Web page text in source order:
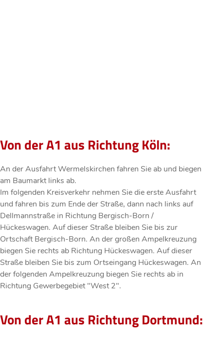
Von der A1 aus Richtung Köln:
An der Ausfahrt Wermelskirchen fahren Sie ab und biegen
am Baumarkt links ab.
Im folgenden Kreisverkehr nehmen Sie die erste Ausfahrt
und fahren bis zum Ende der Straße, dann nach links auf
Dellmannstraße in Richtung Bergisch-Born /
Hückeswagen. Auf dieser Straße bleiben Sie bis zur
Ortschaft Bergisch-Born. An der großen Ampelkreuzung
biegen Sie rechts ab Richtung Hückeswagen. Auf dieser
Straße bleiben Sie bis zum Ortseingang Hückeswagen. An
der folgenden Ampelkreuzung biegen Sie rechts ab in
Richtung Gewerbegebiet "West 2".
Von der A1 aus Richtung Dortmund: